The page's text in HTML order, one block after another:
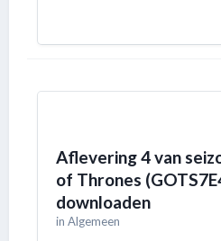
Aflevering 4 van
of Thrones
downloaden
in Algemeen